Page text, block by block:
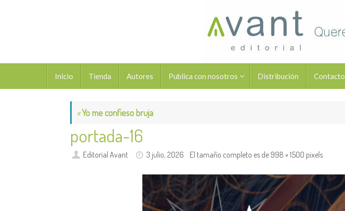
contenido
Inicio Tienda Autores Publica con nosotros Distribución Contacto
«Yo me confieso bruja
portada-16
Editorial Avant 3 julio, 2026 El tamaño completo es de998 × 1500 pixels